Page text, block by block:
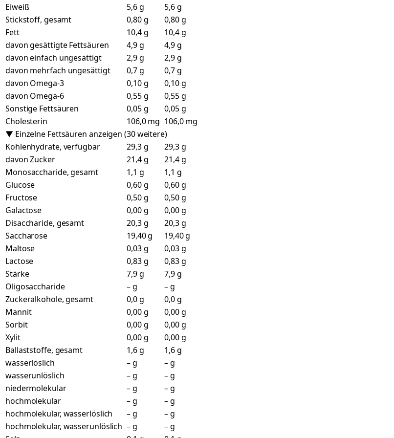
Eiweiß
5,6 g
5,6 g
Stickstoff, gesamt
0,80 g
0,80 g
Fett
10,4 g
10,4 g
davon gesättigte Fettsäuren
4,9 g
4,9 g
davon einfach ungesättigt
2,9 g
2,9 g
davon mehrfach ungesättigt
0,7 g
0,7 g
davon Omega-3
0,10 g
0,10 g
davon Omega-6
0,55 g
0,55 g
Sonstige Fettsäuren
0,05 g
0,05 g
Cholesterin
106,0 mg 106,0 mg
▼ Einzelne Fettsäuren anzeigen (30 weitere)
Kohlenhydrate, verfügbar
29,3 g
29,3 g
davon Zucker
21,4 g
21,4 g
Monosaccharide, gesamt
1,1 g
1,1 g
Glucose
0,60 g
0,60 g
Fructose
0,50 g
0,50 g
Galactose
0,00 g
0,00 g
Disaccharide, gesamt
20,3 g
20,3 g
Saccharose
19,40 g
19,40 g
Maltose
0,03 g
0,03 g
Lactose
0,83 g
0,83 g
Stärke
7,9 g
7,9 g
Oligosaccharide
– g
– g
Zuckeralkohole, gesamt
0,0 g
0,0 g
Mannit
0,00 g
0,00 g
Sorbit
0,00 g
0,00 g
Xylit
0,00 g
0,00 g
Ballaststoffe, gesamt
1,6 g
1,6 g
wasserlöslich
– g
– g
wasserunlöslich
– g
– g
niedermolekular
– g
– g
hochmolekular
– g
– g
hochmolekular, wasserlöslich
– g
– g
hochmolekular, wasserunlöslich – g
– g